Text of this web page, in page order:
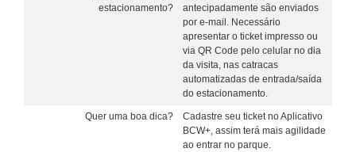
estacionamento?
antecipadamente são enviados
por e-mail. Necessário
apresentar o ticket impresso ou
via QR Code pelo celular no dia
da visita, nas catracas
automatizadas de entrada/saída
do estacionamento.
Quer uma boa dica?
Cadastre seu ticket no Aplicativo
BCW+, assim terá mais agilidade
ao entrar no parque.